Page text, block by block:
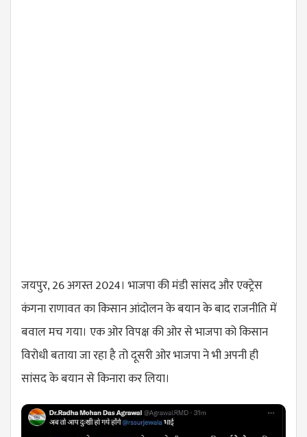
जयपुर, 26 अगस्त 2024। भाजपा की मंडी सांसद और एक्ट्रेस
कंगना राणावत का किसान आंदोलन के बयान के बाद राजनीति में
बवाल मच गया। एक ओर विपक्ष की ओर से भाजपा को किसान
विरोधी बताया जा रहा है तो दूसरी ओर भाजपा ने भी अपनी ही
सांसद के बयान से किनारा कर लिया।